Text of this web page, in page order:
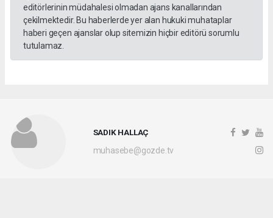
editörlerinin müdahalesi olmadan ajans kanallarından
çekilmektedir. Bu haberlerde yer alan hukuki muhataplar
haberi geçen ajanslar olup sitemizin hiçbir editörü sorumlu
tutulamaz.
SADIK HALLAÇ
muhasebe@gozde.tv